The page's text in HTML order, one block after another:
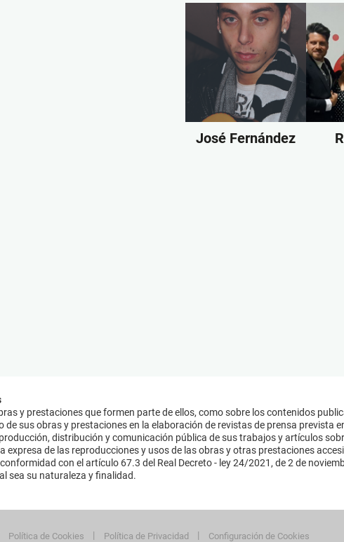
José Fernández
y prestaciones que formen parte de ellos, como sobre los contenidos
sus obras y prestaciones en la elaboración de revistas de prensa prevista
distribución y comunicación pública de sus trabajos y artículos
de las reproducciones y usos de las obras y otras prestaciones
con el artículo 67.3 del Real Decreto - ley 24/2021, de 2 de
sea su naturaleza y finalidad.
Política de Cookies Política de Privacidad Configuración de Cookies